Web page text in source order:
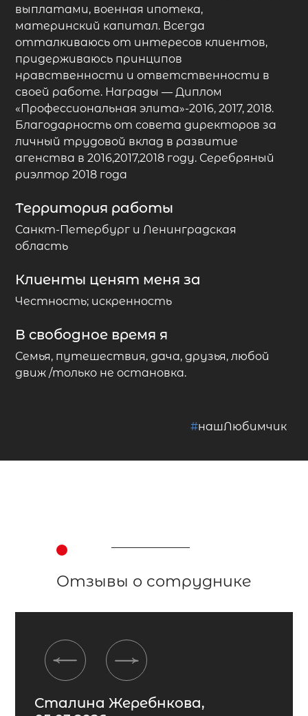
выплатами, военная ипотека,
материнский капитал. Всегда
отталкиваюсь от интересов клиентов,
придерживаюсь принципов
нравственности и ответственности в
своей работе. Награды — Диплом
«Профессиональная элита»-2016, 2017, 2018.
Благодарность от совета директоров за
личный трудовой вклад в развитие
агенства в 2016,2017,2018 году. Серебряный
риэлтор 2018 года
Территория работы
Санкт-Петербург и Ленинградская
область
Клиенты ценят меня за
Честность; искренность
В свободное время я
Семья, путешествия, дача, друзья, любой
движ /только не остановка.
#нашЛюбимчик
Отзывы о сотруднике
Сталина Жеребнкова,
Previous Next